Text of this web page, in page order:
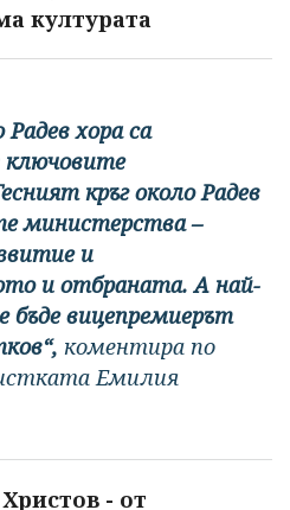
културата
хора са
ключовите
кръг около Радев
министерства –
и
и отбраната. А най-
бъде вицепремиерът
коментира по
Емилия
- от